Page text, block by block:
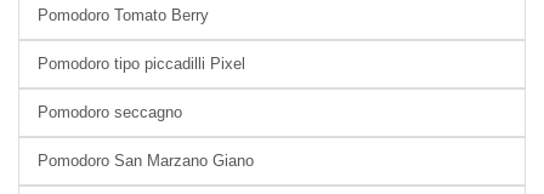
Pomodoro Tomato Berry
Pomodoro tipo piccadilli Pixel
Pomodoro seccagno
Pomodoro San Marzano Giano